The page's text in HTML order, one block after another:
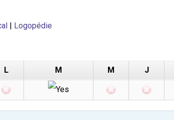
| Logopédie
L M M J